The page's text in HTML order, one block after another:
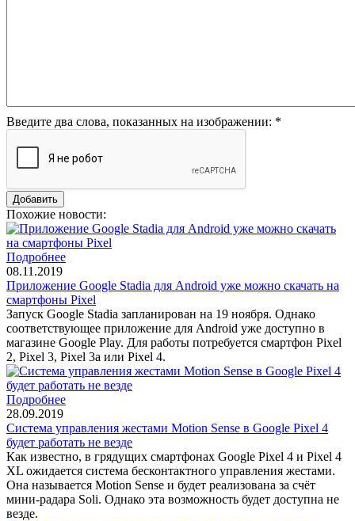
Введите два слова, показанных на изображении: *
Похожие новости:
Подробнее
08.11.2019
Приложение Google Stadia для Android уже можно скачать на
смартфоны Pixel
Запуск Google Stadia запланирован на 19 ноября. Однако
соответствующее приложение для Android уже доступно в
магазине Google Play. Для работы потребуется смартфон Pixel
2, Pixel 3, Pixel 3a или Pixel 4.
Подробнее
28.09.2019
Система управления жестами Motion Sense в Google Pixel 4
будет работать не везде
Как известно, в грядущих смартфонах Google Pixel 4 и Pixel 4
XL ожидается система бесконтактного управления жестами.
Она называется Motion Sense и будет реализована за счёт
мини-радара Soli. Однако эта возможность будет доступна не
везде.